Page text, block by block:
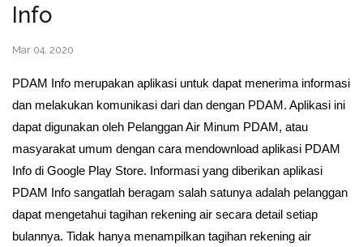
Info
Mar 04, 2020
PDAM Info merupakan aplikasi untuk dapat menerima informasi
dan melakukan komunikasi dari dan dengan PDAM. Aplikasi ini
dapat digunakan oleh Pelanggan Air Minum PDAM, atau
masyarakat umum dengan cara mendownload aplikasi PDAM
Info di Google Play Store. Informasi yang diberikan aplikasi
PDAM Info sangatlah beragam salah satunya adalah pelanggan
dapat mengetahui tagihan rekening air secara detail setiap
bulannya. Tidak hanya menampilkan tagihan rekening air